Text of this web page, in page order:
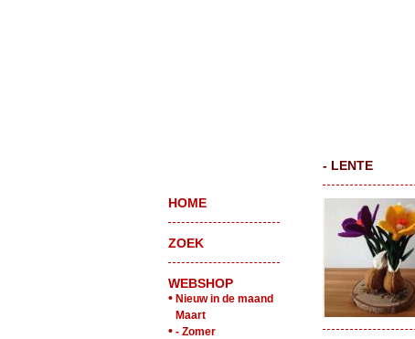
HOME
ZOEK
WEBSHOP
• Nieuw in de maand
Maart
• - Zomer
- LENTE